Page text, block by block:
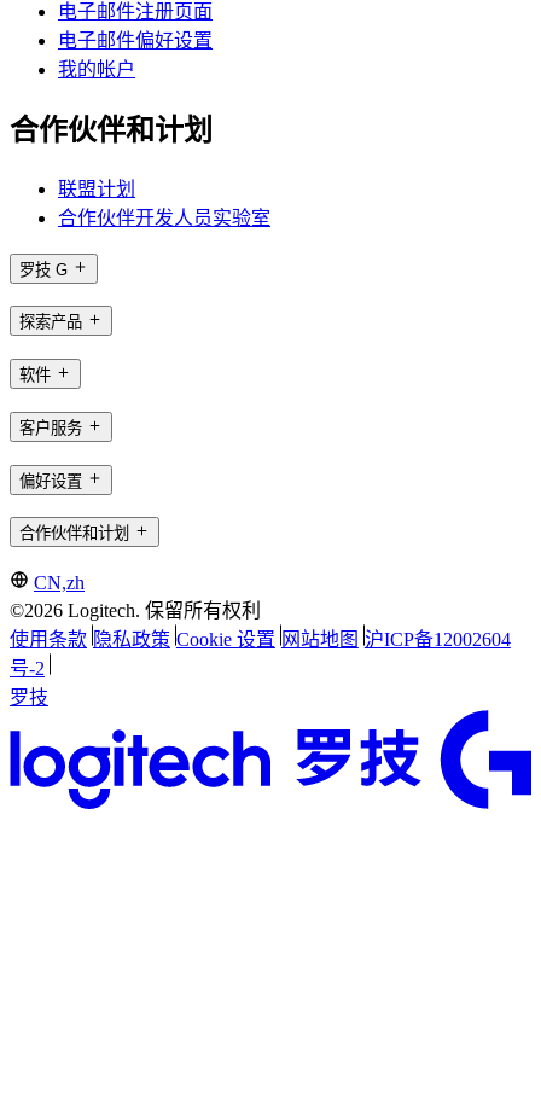
电子邮件注册页面
电子邮件偏好设置
我的帐户
合作伙伴和计划
联盟计划
合作伙伴开发人员实验室
罗技 G
探索产品
软件
客户服务
偏好设置
合作伙伴和计划
CN,zh
©2026 Logitech. 保留所有权利
使用条款 隐私政策 Cookie 设置 网站地图 沪ICP备12002604
号-2
罗技